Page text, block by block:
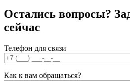
Остались вопросы?
сейчас
Телефон для связи
Как к вам обращаться?